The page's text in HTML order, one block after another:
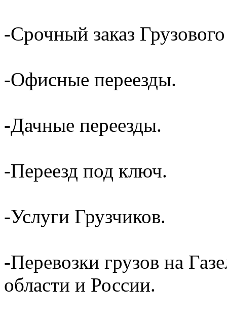
-Срочный заказ
-Офисные переезды.
-Дачные переезды.
-Переезд под ключ.
-Услуги Грузчиков.
-Перевозки грузов на
области и России.